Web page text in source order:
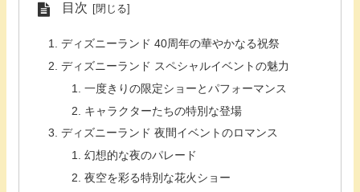
目次
ディズニーランド 40周年の華やかなる祝祭
ディズニーランド スペシャルイベントの魅力
一度きりの限定ショーとパフォーマンス
キャラクターたちの特別な登場
ディズニーランド 夜間イベントのロマンス
幻想的な夜のパレード
夜空を彩る特別な花火ショー